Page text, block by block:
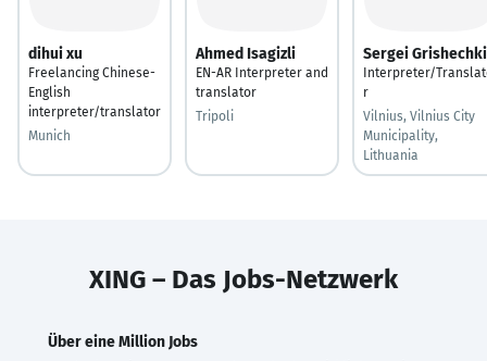
dihui xu
Freelancing Chinese-
English
interpreter/translator
Munich
Ahmed Isagizli
EN-AR Interpreter and
translator
Tripoli
Sergei
Interpreter/
r
Vilnius, Vilnius City
Municipality,
Lithuania
XING – Das Jobs-Netzwerk
Über eine Million Jobs